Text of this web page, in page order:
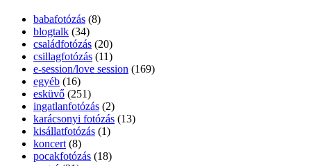
babafotózás (8)
blogtalk (34)
családfotózás (20)
csillagfotózás (11)
e-session/love session (169)
egyéb (16)
esküvő (251)
ingatlanfotózás (2)
karácsonyi fotózás (13)
kisállatfotózás (1)
koncert (8)
pocakfotózás (18)